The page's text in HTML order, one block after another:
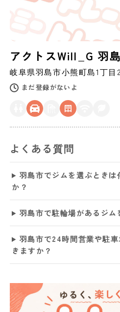
アクトスWill_G 羽
岐阜県羽島市小熊町島1丁目
まだ登録がないよ
よくある質問
羽島市でジムを選ぶとき
か？
羽島市で駐輪場があるジム
羽島市で24時間営業や駐
きますか？